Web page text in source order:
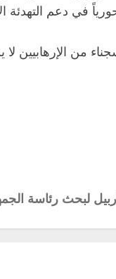
في دعم التهدئة
من
لبحث رئاسة